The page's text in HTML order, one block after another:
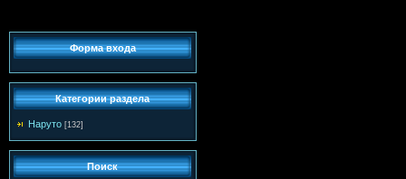
Форма входа
Категории раздела
Наруто [132]
Поиск